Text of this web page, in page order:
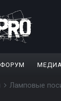
ФОРУМ
Ламповые